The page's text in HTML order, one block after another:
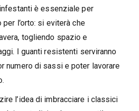
è essenziale per
l’orto: si eviterà che
togliendo spazio e
I guanti resistenti serviranno
numero di sassi e poter lavorare
l’idea di imbracciare i classici